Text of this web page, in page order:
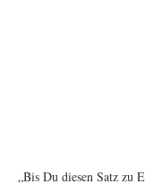
„Bis Du diesen Satz zu